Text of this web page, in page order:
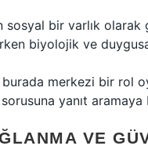
sosyal bir varlık
biyolojik ve
burada merkezi bir rol
sorusuna yanıt aramaya
VE